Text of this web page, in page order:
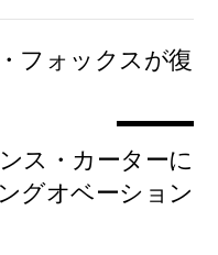
フォックスが復
ス・カーターに
グオベーション